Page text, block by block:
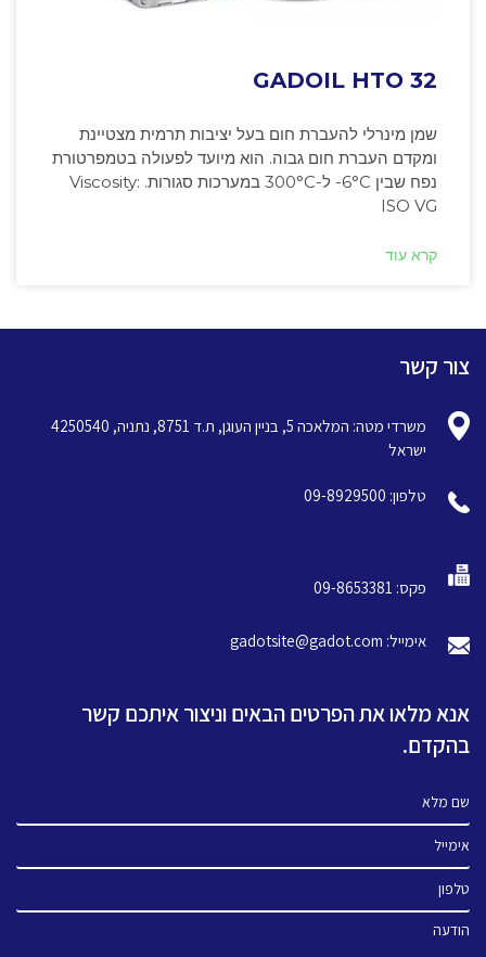
GADOIL HTO 32
שמן מינרלי להעברת חום בעל יציבות תרמית מצטיינת
ומקדם העברת חום גבוה. הוא מיועד לפעולה בטמפרטורת
נפח שבין ‎-6°C ל-300°C במערכות סגורות. Viscosity:
ISO VG
קרא עוד
צור קשר
משרדי מטה: המלאכה 5, בניין העוגן, ת.ד 8751, נתניה, 4250540
ישראל
טלפון: 09-8929500
פקס: 09-8653381
אימייל: gadotsite@gadot.com
אנא מלאו את הפרטים הבאים וניצור איתכם קשר
בהקדם.
שם מלא
אימייל
טלפון
הודעה